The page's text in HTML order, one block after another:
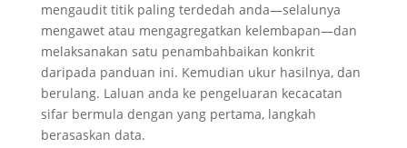
mengaudit titik paling terdedah anda—selalunya
mengawet atau mengagregatkan kelembapan—dan
melaksanakan satu penambahbaikan konkrit
daripada panduan ini. Kemudian ukur hasilnya, dan
berulang. Laluan anda ke pengeluaran kecacatan
sifar bermula dengan yang pertama, langkah
berasaskan data.